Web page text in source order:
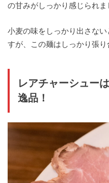
の甘みがしっかり感じられま
小麦の味をしっかり出さな
すが、この麺はしっかり張り
レアチャーシュー
逸品！